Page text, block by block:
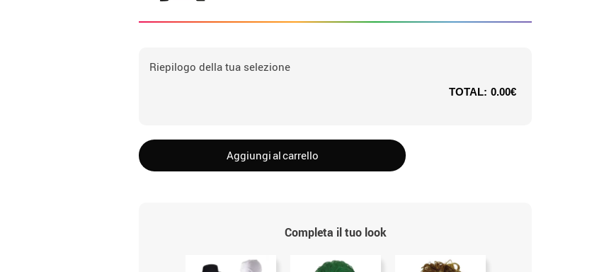
Riepilogo della tua selezione
TOTAL: 0.00€
Aggiungi al carrello
Completa il tuo look